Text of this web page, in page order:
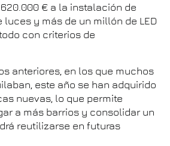
€ a la instalación de
luces y más de un millón de LED
con criterios de
anteriores, en los que muchos
este año se han adquirido
nuevas, lo que permite
a más barrios y consolidar un
reutilizarse en futuras